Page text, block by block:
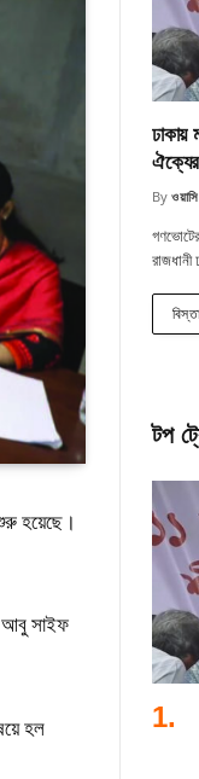
হয়েছে।
আবু সাইফ
হল
ঢাকায়
ঐক্যের
By
গণভোটের
টপ